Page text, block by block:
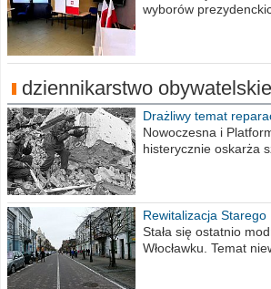
wyborów
dziennikarstwo obywatelskie
Drażliwy temat
Nowoczesna i
histerycznie oskarża
Rewitalizacja Starego
Stała się ostatnio
Włocławku. Temat